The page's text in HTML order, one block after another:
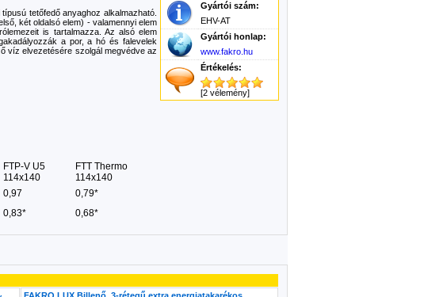
tetőfedő anyaghoz alkalmazható.
két oldalsó elem) - valamennyi elem
is tartalmazza. Az alsó elem
a por, a hó és falevelek
víz elvezetésére szolgál megvédve az
FTP-V U5
114x140
FTT Thermo
114x140
0,97
0,79*
0,83* 0,68*
Gyártói szám:
EHV-AT
Gyártói honlap:
www.fakro.hu
Értékelés:
[2 vélemény]